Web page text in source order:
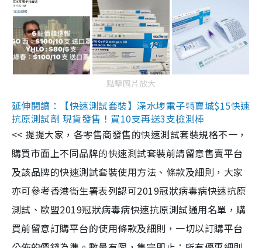
點擊圖片放大
延伸閱讀：【快速測試套裝】深水埗電子特賣城$15快速
抗原測試劑 現貨發售！買10支再送3支檢測棒
<< 提提大家，各零售商發售的快速測試套裝規格不一，
購買市面上不同品牌的快速測試套裝前請留意售賣平台
及該品牌的快速測試套裝使用方法、條款及細則，大家
亦可參考香港衞生署表列認可2019冠狀病毒病快速抗原
測試、歐盟2019冠狀病毒病快速抗原測試通用名單，購
買前留意訂購平台的使用條款及細則，一切以訂購平台